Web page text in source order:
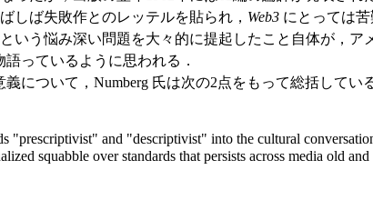
しば失敗作とのレッテルを貼られ， Web3 にとっては
いう悩み深い問題を大々的に提起したこと自体が，ア
語っているように思われる．
について，Numberg 氏は次の2点をもって総括してい
"prescriptivist" and "descriptivist" into the cultural
squabble over standards that persists across media old and